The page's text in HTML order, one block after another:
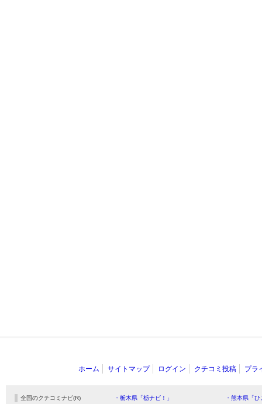
ホーム サイトマップ ログイン クチコミ投稿 プラ
全国のクチコミナビ(R) ・栃木県「栃ナビ！」 ・熊本県「